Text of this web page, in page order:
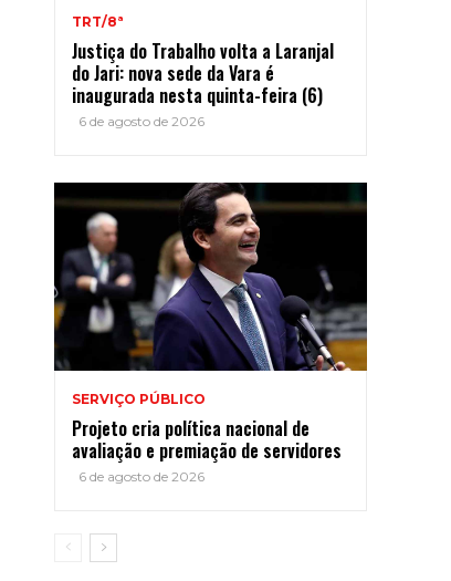
TRT/8ª
Justiça do Trabalho volta a Laranjal
do Jari: nova sede da Vara é
inaugurada nesta quinta-feira (6)
6 de agosto de 2026
SERVIÇO PÚBLICO
Projeto cria política nacional de
avaliação e premiação de servidores
6 de agosto de 2026